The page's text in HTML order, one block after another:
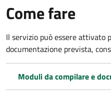
Come fare
Il servizio può essere attivato
documentazione prevista,
Moduli da compilare e